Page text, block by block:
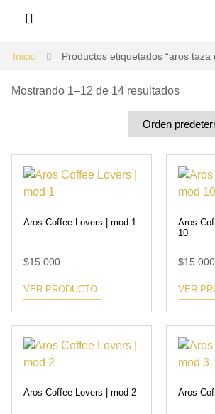
Inicio Productos etiquetados “aros taza
Mostrando 1–12 de 14 resultados
Aros Coffee Lovers | mod 1
$15.000
VER PRODUCTO
Aros
10
$15.000
VER
Aros Coffee Lovers | mod 2 Aros